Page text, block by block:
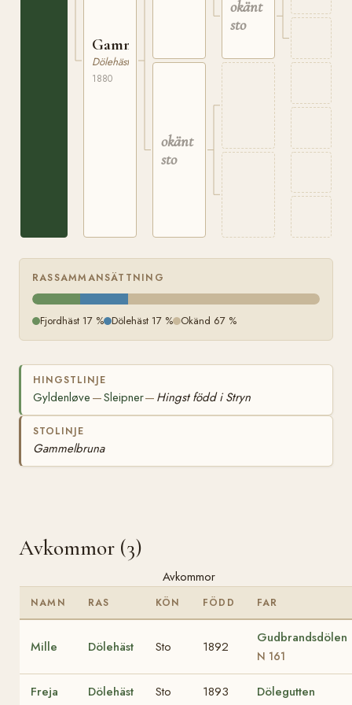
Gammelbruna
Dölehäst
1880
okänt
sto
okänt
sto
Ölstad
RASSAMMANSÄTTNING
Fjordhäst 17 % Dölehäst 17 % Okänd 67 %
HINGSTLINJE
Gyldenløve —Sleipner— Hingst född i Stryn
STOLINJE
Gammelbruna
Avkommor (3)
Avkommor
NAMN RAS KÖN FÖDD FAR
Mille Dölehäst Sto 1892
Gudbrandsdölen
N 161
Freja Dölehäst Sto 1893 Dölegutten